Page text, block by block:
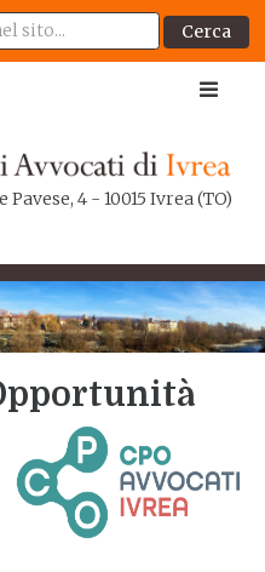
Cerca
Pavese, 4 - 10015 Ivrea (TO)